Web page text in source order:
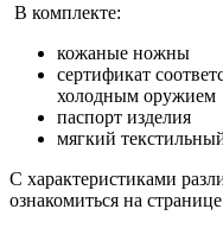
В комплекте:
кожаные ножны
сертификат
холодным оружием
паспорт изделия
мягкий
С характеристиками
ознакомиться на